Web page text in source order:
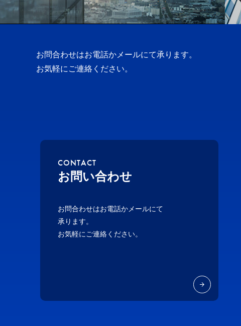
お問合わせはお電話かメールにて承ります。
お気軽にご連絡ください。
CONTACT
お問い合わせ
お問合わせはお電話かメールにて
承ります。
お気軽にご連絡ください。